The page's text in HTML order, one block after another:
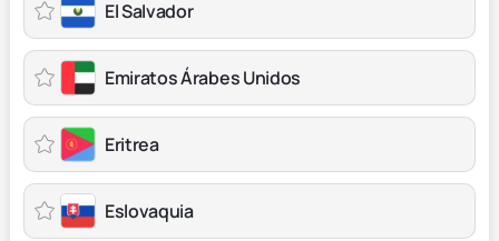
El Salvador
Emiratos Árabes Unidos
Eritrea
Eslovaquia